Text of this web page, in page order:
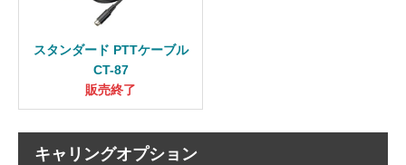
スタンダード PTTケーブル
CT-87
販売終了
キャリングオプション